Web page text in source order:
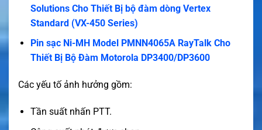
Solutions Cho Thiết Bị bộ đàm dòng Vertex
Standard (VX-450 Series)
Pin sạc Ni-MH Model PMNN4065A RayTalk Cho
Thiết Bị Bộ Đàm Motorola DP3400/DP3600
Các yếu tố ảnh hưởng gồm:
Tần suất nhấn PTT.